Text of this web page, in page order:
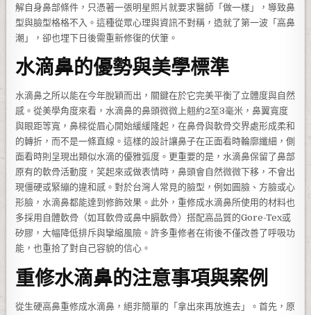
解自身鼻部條件，只憑著一張明星照片就要求醫師「做一樣」，導致鼻
型與臉型格格不入。這種從眾心理與資訊不對稱，造就了第一波「高鼻
潮」，卻也埋下日後需重新修復的伏筆。
水滴鼻的優勢與美學標準
水滴鼻之所以能在今年脫穎而出，關鍵在於它完美平衡了立體度與自然
感。從美學角度來看，水滴鼻的鼻頭微微上翹約2至3毫米，鼻翼寬度
與眼距等寬，鼻樑從眉心開始緩緩隆起，在鼻骨與軟骨交界處形成柔和
的轉折，而不是一條直線。這樣的設計讓鼻子在正面看時輪廓纖細，側
面看時則呈現出類似水滴的優雅弧度。更重要的是，水滴鼻保留了鼻部
原有的軟骨活動度，笑起來或做表情時，鼻頭會自然微微下移，不會出
現僵硬或緊繃的違和感。對於台灣人常見的臉型，例如圓臉、方臉或心
形臉，水滴鼻都能達到修飾效果。此外，重修成水滴鼻所使用的材料也
多採用自體軟骨（如耳軟骨或鼻中膈軟骨）搭配高品質的Gore-Tex或
矽膠，大幅降低排斥與攣縮風險。許多重修者在術後不僅改善了呼吸功
能，也重拾了對自己容貌的信心。
重修水滴鼻的注意事項與案例
從生硬高鼻重修成水滴鼻，絕非簡單的「拿出來再放進去」。首先，原